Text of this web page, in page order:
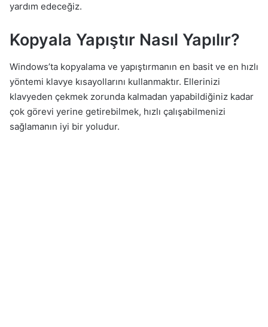
yardım edeceğiz.
Kopyala Yapıştır Nasıl Yapılır?
Windows’ta kopyalama ve yapıştırmanın en basit ve en hızlı
yöntemi klavye kısayollarını kullanmaktır. Ellerinizi
klavyeden çekmek zorunda kalmadan yapabildiğiniz kadar
çok görevi yerine getirebilmek, hızlı çalışabilmenizi
sağlamanın iyi bir yoludur.